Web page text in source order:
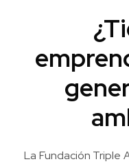
La Fundación Triple